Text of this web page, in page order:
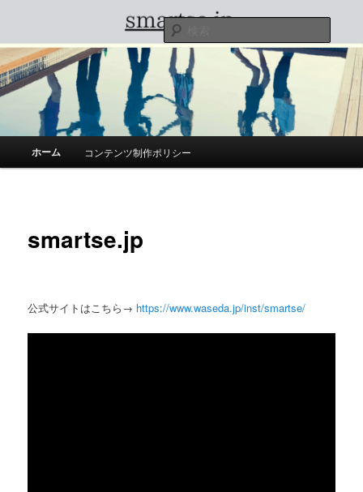
ン
コ
ン
テ
smartse.jp
索
ホーム コンテンツ制作ポリシー
smartse.jp
公式サイトはこちら→ https://www.waseda.jp/inst/smartse/